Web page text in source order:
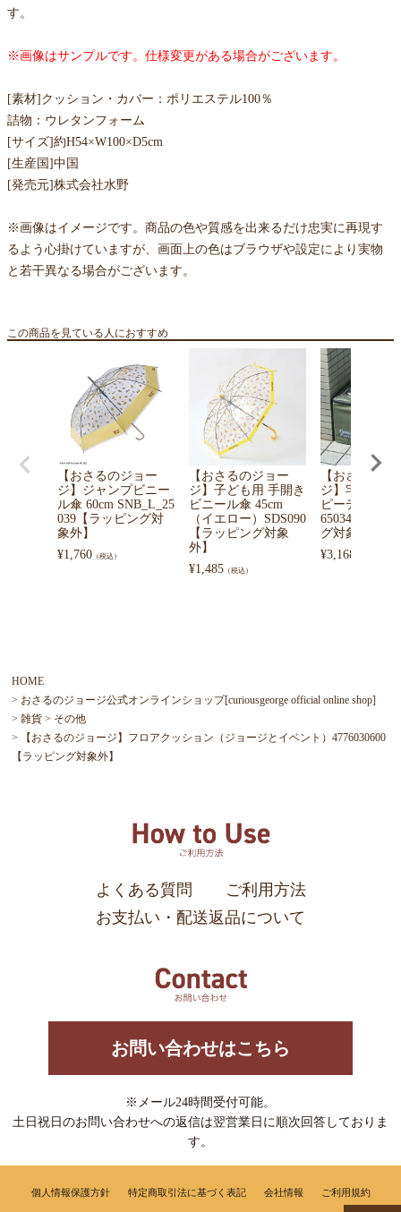
す。
※画像はサンプルです。仕様変更がある場合がございます。
[素材]クッション・カバー：ポリエステル100％
詰物：ウレタンフォーム
[サイズ]約H54×W100×D5cm
[生産国]中国
[発売元]株式会社水野
※画像はイメージです。商品の色や質感を出来るだけ忠実に再現す
るよう心掛けていますが、画面上の色はブラウザや設定により実物
と若干異なる場合がございます。
この商品を見ている人におすすめ
【おさるのジョー
ジ】ジャンプビニー
ル傘 60cm SNB_L_25
039【ラッピング対
象外】
¥1,760 （税込）
【おさるのジョー
ジ】子ども用 手開き
ビニール傘 45cm
（イエロー）SDS090
【ラッピング対象
外】
¥1,485 （税込）
【おさるのジ
ジ】宅配BOX
ピーデリバリ
65034300【ラ
グ対象外】
¥3,168
HOME
おさるのジョージ公式オンラインショップ[curiousgeorge official online shop]
雑貨
その他
【おさるのジョージ】フロアクッション（ジョージとイベント）4776030600
【ラッピング対象外】
よくある質問
ご利用方法
お支払い・配送返品について
お問い合わせはこちら
※メール24時間受付可能。
土日祝日のお問い合わせへの返信は翌営業日に順次回答しておりま
す。
個人情報保護方針 特定商取引法に基づく表記 会社情報 ご利用規約